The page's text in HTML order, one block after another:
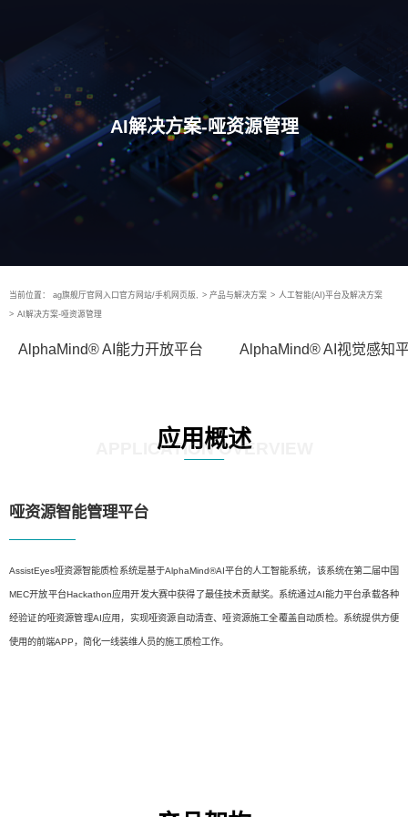
AI解决方案-哑资源管理
当前位置： ag旗舰厅官网入口官方网站/手机网页版, > 产品与解决方案 > 人工智能(AI)平台及解决方案
> AI解决方案-哑资源管理
AlphaMind® AI能力开放平台 AlphaMind® AI视觉感知
应用概述
APPLICATION OVERVIEW
哑资源智能管理平台
AssistEyes哑资源智能质检系统是基于AlphaMind®AI平台的人工智能系统，该系统在第二届中国
MEC开放平台Hackathon应用开发大赛中获得了最佳技术贡献奖。系统通过AI能力平台承载各种
经验证的哑资源管理AI应用，实现哑资源自动清查、哑资源施工全覆盖自动质检。系统提供方便
使用的前端APP，简化一线装维人员的施工质检工作。